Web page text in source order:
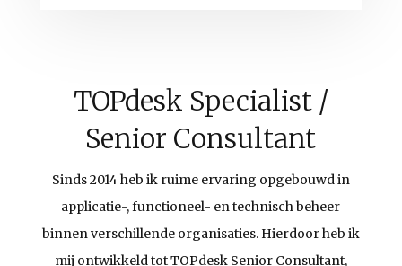
TOPdesk Specialist /
Senior Consultant
Sinds 2014 heb ik ruime ervaring opgebouwd in
applicatie-, functioneel- en technisch beheer
binnen verschillende organisaties. Hierdoor heb ik
mij ontwikkeld tot TOPdesk Senior Consultant,